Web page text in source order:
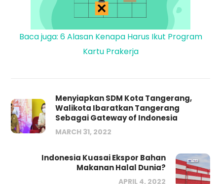
Baca juga: 6 Alasan Kenapa Harus Ikut Program
Kartu Prakerja
Menyiapkan SDM Kota Tangerang,
Walikota Ibaratkan Tangerang
Sebagai Gateway of Indonesia
MARCH 31, 2022
Indonesia Kuasai Ekspor Bahan
Makanan Halal Dunia?
APRIL 4, 2022